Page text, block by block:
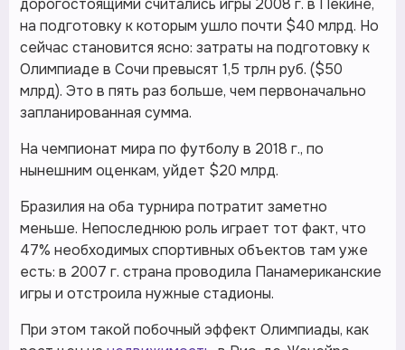
дорогостоящими считались игры 2008 г. в Пекине,
на подготовку к которым ушло почти $40 млрд. Но
сейчас становится ясно: затраты на подготовку к
Олимпиаде в Сочи превысят 1,5 трлн руб. ($50
млрд). Это в пять раз больше, чем первоначально
запланированная сумма.
На чемпионат мира по футболу в 2018 г., по
нынешним оценкам, уйдет $20 млрд.
Бразилия на оба турнира потратит заметно
меньше. Непоследнюю роль играет тот факт, что
47% необходимых спортивных объектов там уже
есть: в 2007 г. страна проводила Панамериканские
игры и отстроила нужные стадионы.
При этом такой побочный эффект Олимпиады, как